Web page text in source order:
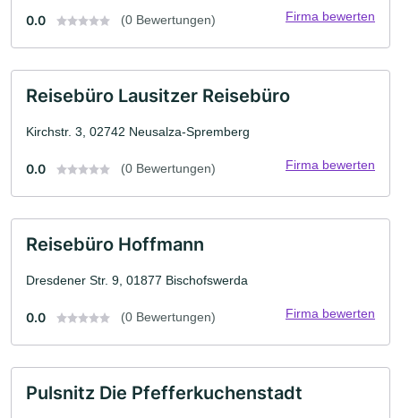
0.0 (0 Bewertungen) Firma bewerten
Reisebüro Lausitzer Reisebüro
Kirchstr. 3, 02742 Neusalza-Spremberg
0.0 (0 Bewertungen) Firma bewerten
Reisebüro Hoffmann
Dresdener Str. 9, 01877 Bischofswerda
0.0 (0 Bewertungen) Firma bewerten
Pulsnitz Die Pfefferkuchenstadt